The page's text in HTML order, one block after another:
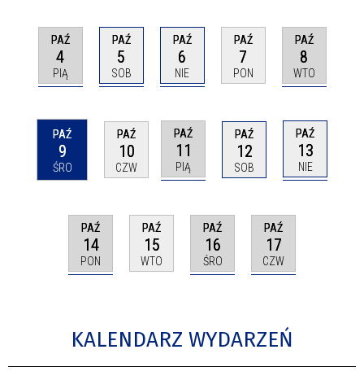
PAŹ
4
PIĄ
PAŹ
5
SOB
PAŹ
6
NIE
PAŹ
7
PON
PAŹ
8
WTO
PAŹ
9
ŚRO
PAŹ
10
CZW
PAŹ
11
PIĄ
PAŹ
12
SOB
PAŹ
13
NIE
PAŹ
14
PON
PAŹ
15
WTO
PAŹ
16
ŚRO
PAŹ
17
CZW
KALENDARZ WYDARZEŃ